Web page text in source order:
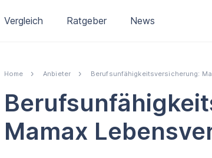
Vergleich Ratgeber News
Home Anbieter Berufsunfähigkeitsversicherung:
Mamax